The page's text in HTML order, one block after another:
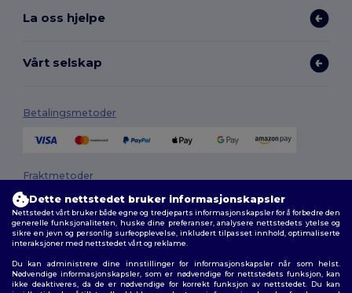
La oss hjelpe
Vårt selskap
Betalingsmetoder
Fraktmetoder
Dette nettstedet bruker informasjonskapsler
Nettstedet vårt bruker både egne og tredjeparts informasjonskapsler for å forbedre den
generelle funksjonaliteten, huske dine preferanser, analysere nettstedets ytelse og
sikre en jevn og personlig surfeopplevelse, inkludert tilpasset innhold, optimaliserte
interaksjoner med nettstedet vårt og reklame.
Du kan administrere dine innstillinger for informasjonskapsler når som helst.
Nødvendige informasjonskapsler, som er nødvendige for nettstedets funksjon, kan
ikke deaktiveres, da de er nødvendige for korrekt funksjon av nettstedet. Du kan